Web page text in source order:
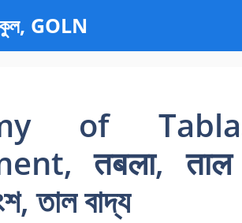
GOLN
of
तबला, ताल
তাল বাদ্য